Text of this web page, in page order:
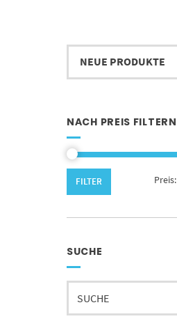
NACH PREIS FILTERN
FILTER Preis:
SUCHE
nach: